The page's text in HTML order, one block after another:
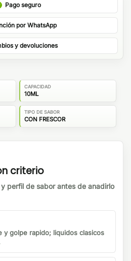
Pago seguro
por WhatsApp
y devoluciones
CAPACIDAD
10ML
TIPO DE SABOR
CON FRESCOR
criterio
perfil de sabor antes de anadirlo
y golpe rapido; liquidos clasicos